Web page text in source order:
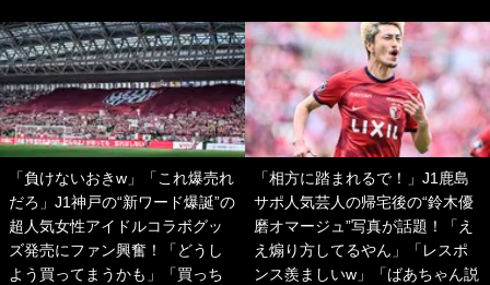
「負けないおきw」「これ爆売れ
だろ」J1神戸の“新ワード爆誕”の
超人気女性アイドルコラボグッ
ズ発売にファン興奮！「どうし
よう買ってまうかも」「買っち
「相方に踏まれるで！」J1鹿島
サポ人気芸人の帰宅後の“鈴木優
磨オマージュ”写真が話題！「え
え煽り方してるやん」「レスポ
ンス羨ましいw」「ばあちゃん説